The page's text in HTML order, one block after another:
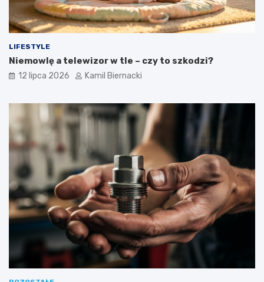
LIFESTYLE
Niemowlę a telewizor w tle – czy to szkodzi?
12 lipca 2026 Kamil Biernacki